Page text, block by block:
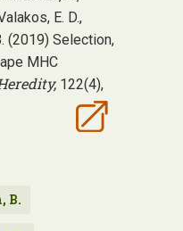
E. D.,
(2019) Selection,
MHC
122(4),
B.